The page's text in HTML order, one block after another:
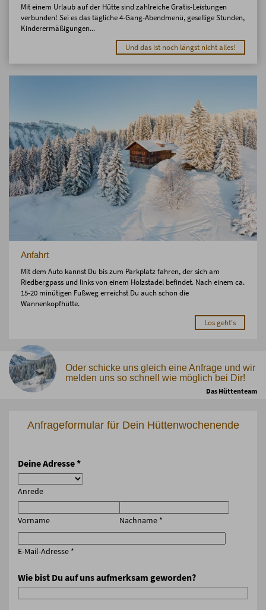
Mit einem Urlaub auf der Hütte sind zahlreiche Gratis-Leistungen
verbunden! Sei es das tägliche 4-Gang-Abendmenü, gesellige Stunden,
Kinderermäßigungen...
Und das ist noch längst nicht alles!
Anfahrt
Mit dem Auto kannst Du bis zum Parkplatz fahren, der sich am
Riedbergpass und links von einem Holzstadel befindet. Nach einem ca.
15-20 minütigen Fußweg erreichst Du auch schon die
Wannenkopfhütte.
Los geht's
Oder schicke uns gleich eine Anfrage und wir
melden uns so schnell wie möglich bei Dir!
Das Hüttenteam
Anfrageformular für Dein Hüttenwochenende
Deine Adresse*
Anrede
Vorname Nachname *
E-Mail-Adresse *
Wie bist Du auf uns aufmerksam geworden?